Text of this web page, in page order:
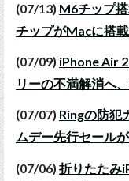
(07/13) M6チップ
チップがMacに搭
(07/09) iPhone Air
リーの不満解消へ
(07/07) Ringの防犯
ムデー先行セール
(07/06) 折りたたみ